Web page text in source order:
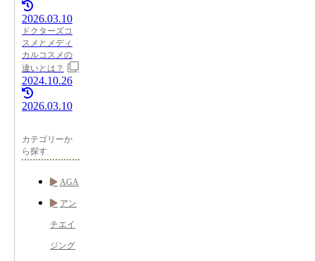
2026.03.10
ドクターズコ
スメとメディ
カルコスメの
違いとは？
2024.10.26
2026.03.10
カテゴリーか
ら探す
AGA
アン
チエイ
ジング